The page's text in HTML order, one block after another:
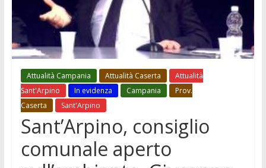
Attualità Campania Attualità Caserta
Attualità
Sant'Arpino
In evidenza Campania
Prov.
Caserta
Sant'Arpino
Sant’Arpino, consiglio
comunale aperto